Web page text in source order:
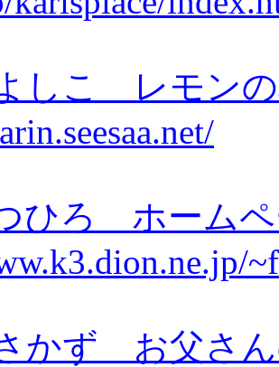
しこ レモン
ひろ ホーム
かず お父さ